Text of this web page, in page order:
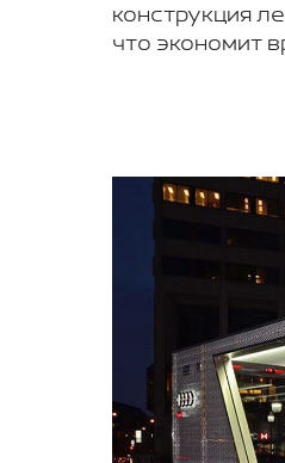
конструкция
что экономит